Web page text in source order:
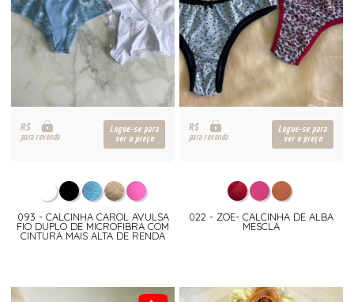
R$
para revenda
Logue-se para
ver o preço
093 - CALCINHA CAROL AVULSA
FIO DUPLO DE MICROFIBRA COM
CINTURA MAIS ALTA DE RENDA
R$
para revenda
Logue-se para
ver o preço
022 - ZOE- CALCINHA DE ALBA
MESCLA